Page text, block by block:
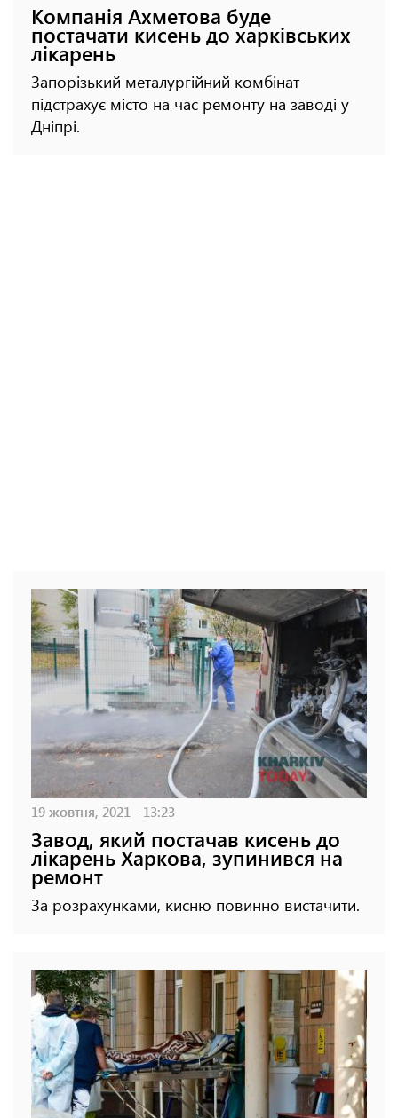
Компанія Ахметова буде
постачати кисень до харківських
лікарень
Запорізький металургійний комбінат
підстрахує місто на час ремонту на заводі у
Дніпрі.
19 жовтня, 2021 - 13:23
Завод, який постачав кисень до
лікарень Харкова, зупинився на
ремонт
За розрахунками, кисню повинно вистачити.